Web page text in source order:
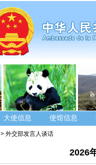
大使信息 使馆信息
> 外交部发言人谈话
2026